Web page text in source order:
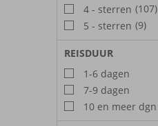
4 - sterren (107)
5 - sterren (9)
REISDUUR
1-6 dagen
7-9 dagen
10 en meer dgn